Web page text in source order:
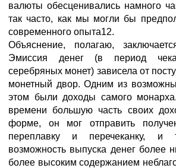
валюты обесценивались намного
так часто, как мы могли бы
современного опыта12.
Объяснение, полагаю,
Эмиссия денег (в период
серебряных монет) зависела от
монетный двор. Одним из
этом были доходы самого
времени большую часть своих
форме, он мог отправить
переплавку и перечеканку, и
возможность выпуска денег более
более высоким содержанием